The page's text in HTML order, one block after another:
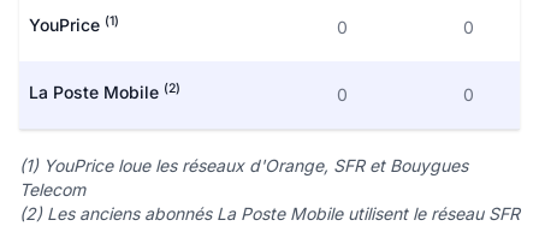
YouPrice (1) 0 0
La Poste Mobile (2) 0 0
(1) YouPrice loue les réseaux d'Orange, SFR et Bouygues
Telecom
(2) Les anciens abonnés La Poste Mobile utilisent le réseau SFR